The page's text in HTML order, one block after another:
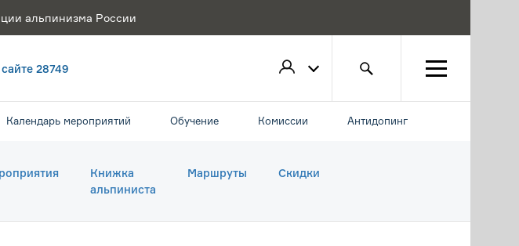
альпинизма России
28749
Календарь мероприятий Обучение Комиссии Антидопинг
Книжка
альпиниста
Маршруты Скидки